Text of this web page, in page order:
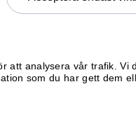
Österrike
att analysera vår trafik. Vi
som du har gett dem